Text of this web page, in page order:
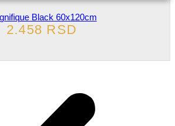
Black 60x120cm
2.458 RSD